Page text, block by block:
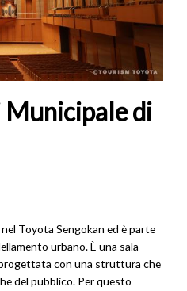
Municipale di
Toyota Sengokan ed è parte
urbano. È una sala
con una struttura che
del pubblico. Per questo